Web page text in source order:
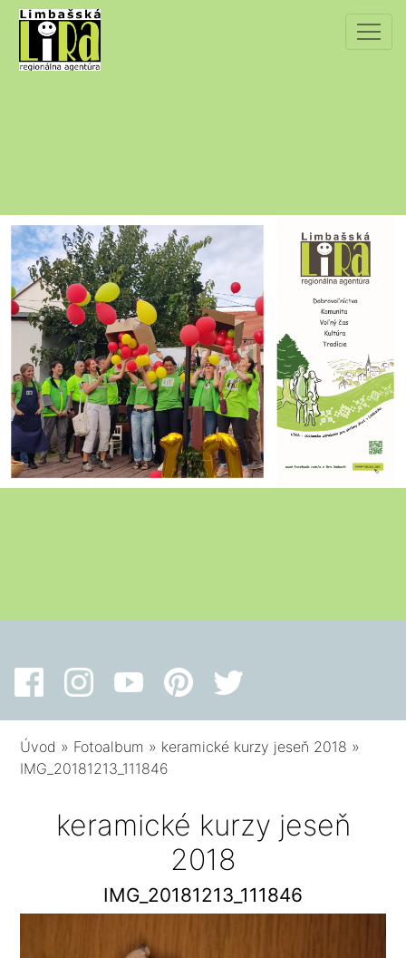
Úvod » Fotoalbum » keramické kurzy jeseň 2018 »
IMG_20181213_111846
keramické kurzy jeseň
2018
IMG_20181213_111846